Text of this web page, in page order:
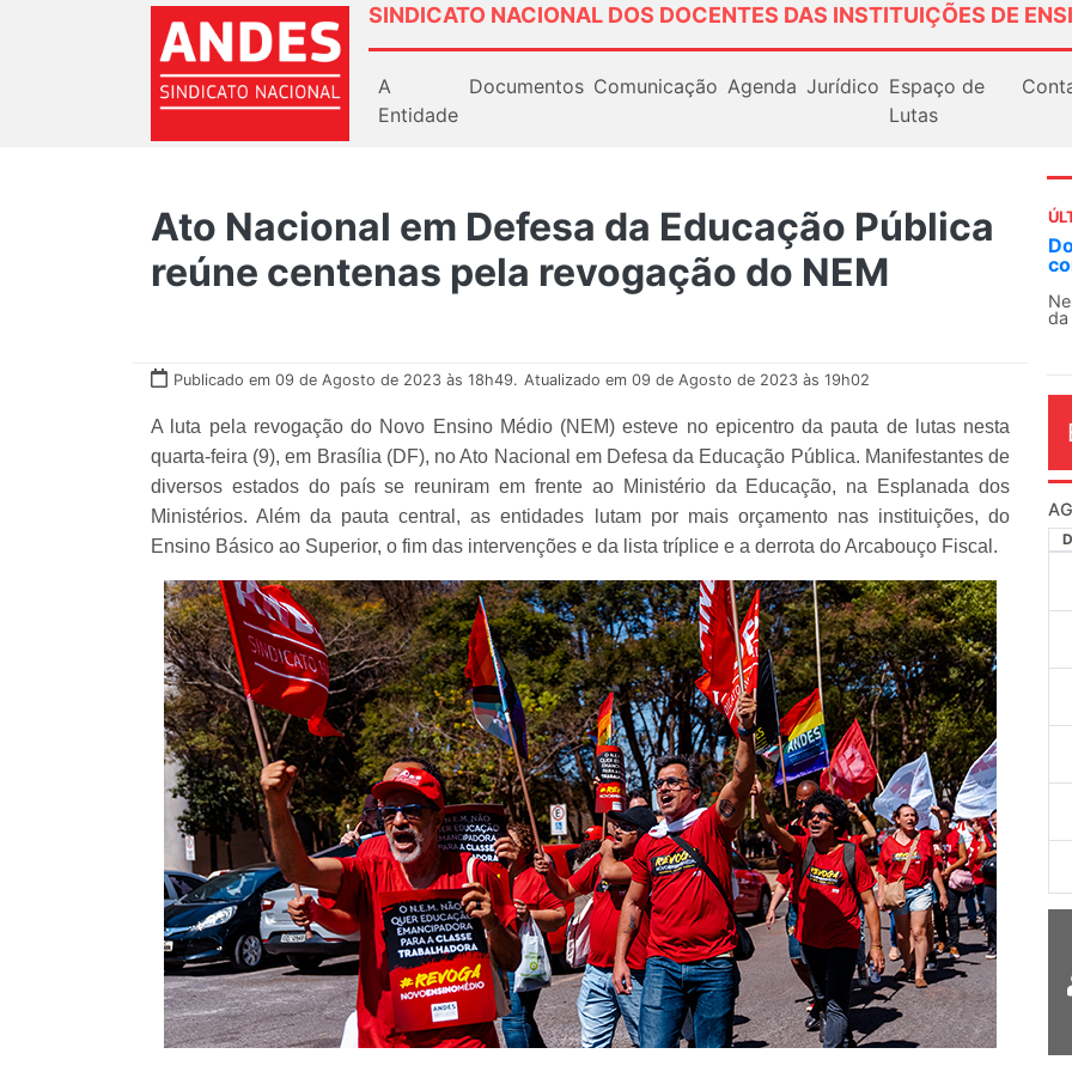
SINDICATO NACIONAL DOS DOCENTES DAS INSTITUIÇÕES DE
A
Entidade
Documentos Comunicação Agenda Jurídico Espaço de
Lutas
Ato Nacional em Defesa da Educação Pública
reúne centenas pela revogação do NEM
Publicado em 09 de Agosto de 2023 às 18h49. Atualizado em 09 de Agosto de 2023 às 19h02
A luta pela revogação do Novo Ensino Médio (NEM) esteve no epicentro da pauta de lutas nesta
quarta-feira (9), em Brasília (DF), no Ato Nacional em Defesa da Educação Pública. Manifestantes de
diversos estados do país se reuniram em frente ao Ministério da Educação, na Esplanada dos
Ministérios. Além da pauta central, as entidades lutam por mais orçamento nas instituições, do
Ensino Básico ao Superior, o fim das intervenções e da lista tríplice e a derrota do Arcabouço Fiscal.
O